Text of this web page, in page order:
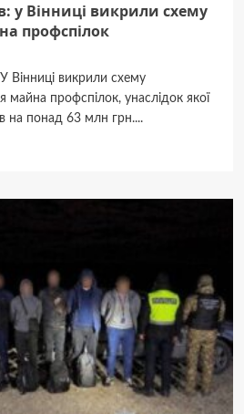
у Вінниці викрили схему
профспілок
Вінниці викрили схему
майна профспілок, унаслідок якої
на понад 63 млн грн....